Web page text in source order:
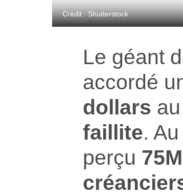
Crédit : Shutterstock
Le géant
accordé
dollars au
faillite.
perçu